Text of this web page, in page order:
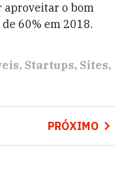
aproveitar o bom
60% em 2018.
Startups Sites
PRÓXIMO